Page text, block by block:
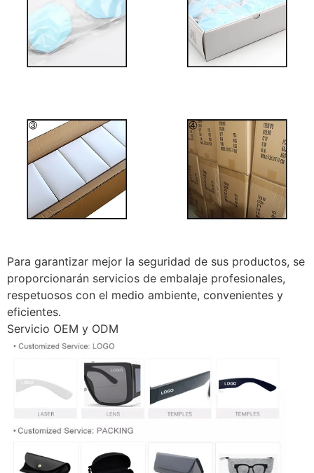
Para garantizar mejor la seguridad de sus productos, se
proporcionarán servicios de embalaje profesionales,
respetuosos con el medio ambiente, convenientes y
eficientes.
Servicio OEM y ODM